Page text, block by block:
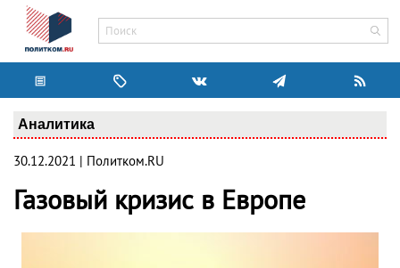
Аналитика
30.12.2021 | Политком.RU
Газовый кризис в Европе